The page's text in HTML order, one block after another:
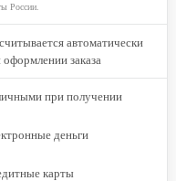
России.
автоматически
оформлении заказа
при получении
деньги
карты